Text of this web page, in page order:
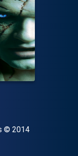
Copyright
© 2014
9781772260397"